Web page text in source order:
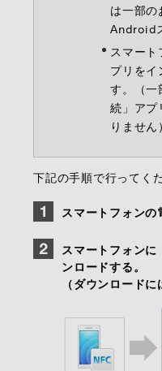
は一部の
Android
スマート
プリをイ
す。（一
続」アプ
りません）
下記の手順で行ってく
スマートフォンの
スマートフォンに
ンロードする。
（ダウンロード